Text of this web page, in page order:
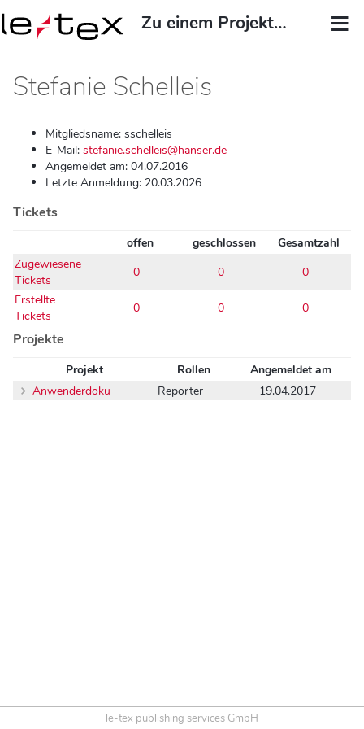
Zu einem Projekt springen...
Stefanie Schelleis
Mitgliedsname: sschelleis
E-Mail: stefanie.schelleis@hanser.de
Angemeldet am: 04.07.2016
Letzte Anmeldung: 20.03.2026
Tickets
offen geschlossen
Gesamtzahl
Zugewiesene
Tickets
0 0
0
Erstellte
Tickets
0 0 0
Projekte
Projekt Rollen
Angemeldet am
Anwenderdoku
Reporter 19.04.2017
le-tex publishing services GmbH